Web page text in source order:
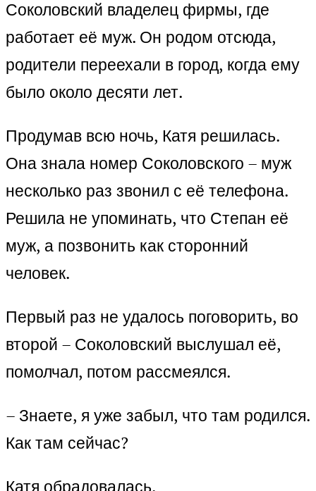
Соколовский владелец фирмы, где
работает её муж. Он родом отсюда,
родители переехали в город, когда ему
было около десяти лет.
Продумав всю ночь, Катя решилась.
Она знала номер Соколовского – муж
несколько раз звонил с её телефона.
Решила не упоминать, что Степан её
муж, а позвонить как сторонний
человек.
Первый раз не удалось поговорить, во
второй – Соколовский выслушал её,
помолчал, потом рассмеялся.
– Знаете, я уже забыл, что там родился.
Как там сейчас?
Катя обрадовалась.